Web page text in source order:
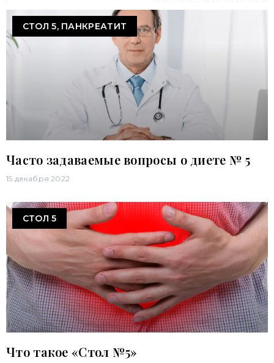
СТОЛ 5, ПАНКРЕАТИТ
Часто задаваемые вопросы о диете № 5
15 декабря 2022
СТОЛ 5
Что такое «Стол №5»